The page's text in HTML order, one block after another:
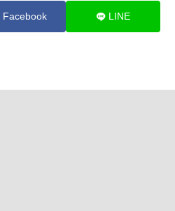
Facebook LINE